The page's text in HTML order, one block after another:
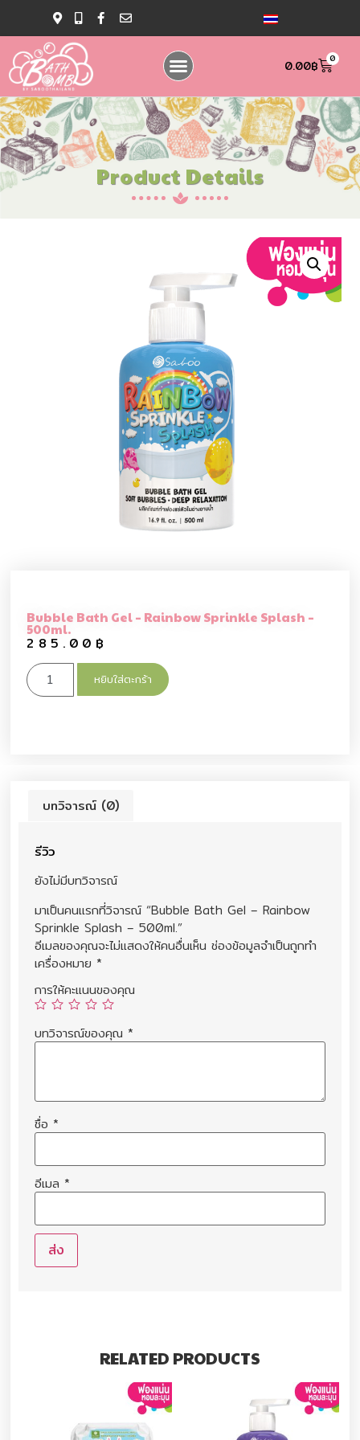
0.00฿ 0
Product Details
Bubble Bath Gel – Rainbow Sprinkle Splash –
500ml.
285.00 ฿
หยิบใส่ตะกร้า
บทวิจารณ์ (0)
รีวิว
ยังไม่มีบทวิจารณ์
มาเป็นคนแรกที่วิจารณ์ “Bubble Bath Gel – Rainbow
Sprinkle Splash – 500ml.”
อีเมลของคุณจะไม่แสดงให้คนอื่นเห็น ช่องข้อมูลจำเป็นถูกทำ
เครื่องหมาย *
การให้คะแนนของคุณ
บทวิจารณ์ของคุณ *
ชื่อ *
อีเมล *
RELATED PRODUCTS